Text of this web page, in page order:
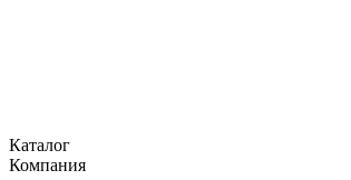
Каталог
Компания